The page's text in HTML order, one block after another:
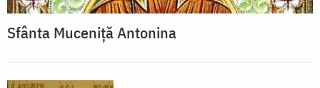
Sfânta Muceniță Antonina